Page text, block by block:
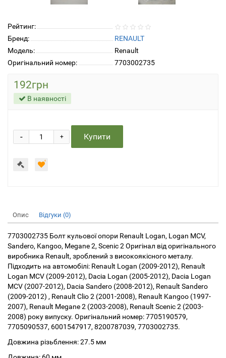
Рейтинг:
Бренд:
RENAULT
Модель:
Renault
Оригінальний номер:
7703002735
192грн
В наявності
+
- Купити
Опис Відгуки (0)
7703002735 Болт кульової опори Renault Logan, Logan MCV,
Sandero, Kangoo, Megane 2, Scenic 2 Оригінал від оригінального
виробника Renault, зроблений з високоякісного металу.
Підходить на автомобілі: Renault Logan (2009-2012), Renault
Logan MCV (2009-2012), Dacia Logan (2005-2012), Dacia Logan
MCV (2007-2012), Dacia Sandero (2008-2012), Renault Sandero
(2009-2012) , Renault Clio 2 (2001-2008), Renault Kangoo (1997-
2007), Renault Megane 2 (2003-2008), Renault Scenic 2 (2003-
2008) року випуску. Оригінальний номер: 7705190579,
7705090537, 6001547917, 8200787039, 7703002735.
Довжина різьблення: 27.5 мм